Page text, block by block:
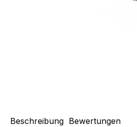
Beschreibung Bewertungen